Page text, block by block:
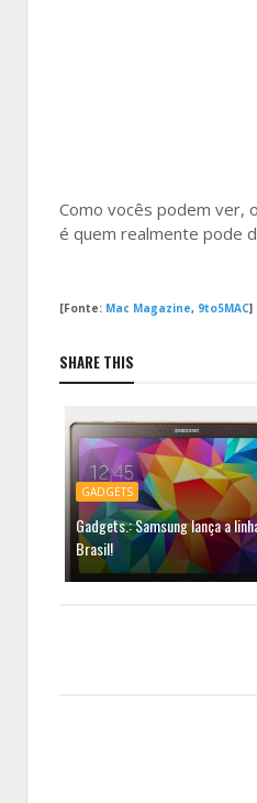
Como vocês podem ver,
é quem realmente pode
[Fonte: Mac Magazine, 9to5MAC]
SHARE THIS
GADGETS
Gadgets.: Samsung lança a
Brasil!